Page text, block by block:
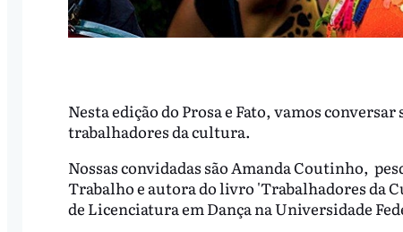
Nesta edição do Prosa e Fato, vamos
trabalhadores da cultura.
Nossas convidadas são Amanda Coutinho,
Trabalho e autora do livro 'Trabalhadores da
de Licenciatura em Dança na Universidade